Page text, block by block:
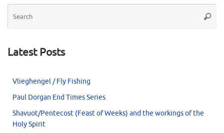
Latest Posts
Vlieghengel / Fly Fishing
Paul Dorgan End Times Series
Shavuot/Pentecost (Feast of Weeks) and the workings of the
Holy Spirit